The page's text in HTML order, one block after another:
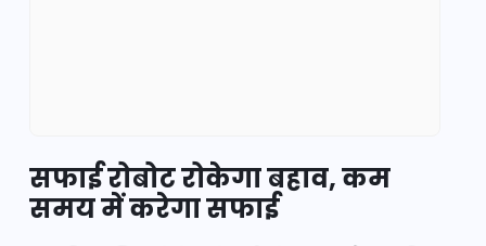
सफाई रोबोट रोकेगा बहाव, कम
समय में करेगा सफाई